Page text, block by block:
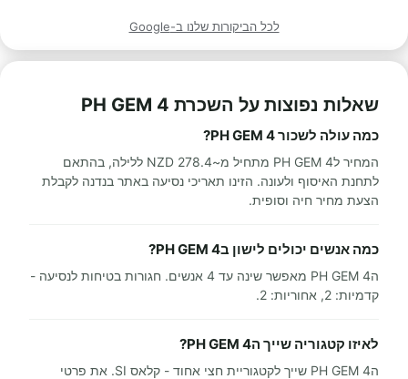
לכל הביקורות שלנו ב-Google
שאלות נפוצות על השכרת PH GEM 4
כמה עולה לשכור PH GEM 4?
המחיר לPH GEM 4 מתחיל מ~278.4 NZD ללילה, בהתאם
לתחנת האיסוף ולעונה. הזינו תאריכי נסיעה באתר בנדנה לקבלת
הצעת מחיר חיה וסופית.
כמה אנשים יכולים לישון בPH GEM 4?
הPH GEM 4 מאפשר שינה עד 4 אנשים. חגורות בטיחות לנסיעה -
קדמיות: 2, אחוריות: 2.
לאיזו קטגוריה שייך הPH GEM 4?
הPH GEM 4 שייך לקטגוריית חצי אחוד - קלאס SI. את פרטי